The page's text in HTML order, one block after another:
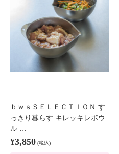
ｂｗｓＳＥＬＥＣＴＩＯＮ す
っきり暮らす キレッキレボウ
ル …
¥3,850 (税込)